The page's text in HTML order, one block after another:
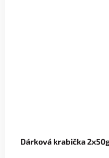
Dárková krabička 2x50g